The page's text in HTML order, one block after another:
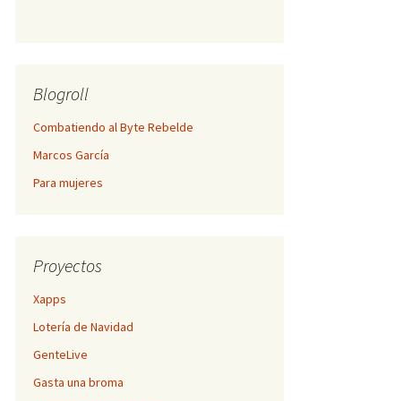
Blogroll
Combatiendo al Byte Rebelde
Marcos García
Para mujeres
Proyectos
Xapps
Lotería de Navidad
GenteLive
Gasta una broma